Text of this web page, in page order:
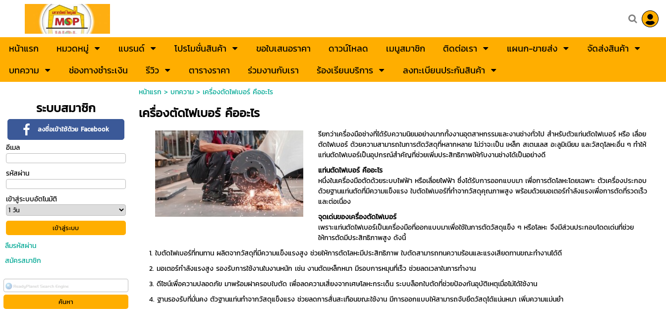
หน้าแรก หมวดหมู่ แบรนด์ โปรโมชั่นสินค้า ขอใบเสนอราคา ดาวน์โหลด เมนูสมาชิก ติดต่อเรา แผนก-ขายส่ง
จัดส่งสินค้า
บทความ
ช่องทางชำระเงิน รีวิว ตารางราคา ร่วมงานกับเรา ร้องเรียนบริการ ลงทะเบียนประกันสินค้า
ระบบสมาชิก
ลงชื่อเข้าใช้ด้วย Facebook
อีเมล
รหัสผ่าน
เข้าสู่ระบบอัตโนมัติ
ลืมรหัสผ่าน
สมัครสมาชิก
หน้าแรก > บทความ> เครื่องตัดไฟเบอร์ คืออะไร
เครื่องตัดไฟเบอร์ คืออะไร
รียกว่าเครื่องมือช่างที่ได้รับความนิยมอย่างมากทั้งงานอุตสาหกรรมและงานช่างทั่วไป สำหรับตัวแท่นตัดไฟเบอร์ หรือ เลื่อย
ตัดไฟเบอร์ ด้วยความสามารถในการตัดวัสดุที่หลากหลาย ไม่ว่าจะเป็น เหล็ก สเตนเลส อะลูมิเนียม และวัสดุโลหะอื่น ๆ ทำให้
แท่นตัดไฟเบอร์เป็นอุปกรณ์สำคัญที่ช่วยเพิ่มประสิทธิภาพให้กับงานช่างได้เป็นอย่างดี
แท่นตัดไฟเบอร์ คืออะไร
หนึ่งในเครื่องมือตัดด้วยระบบไฟฟ้า หรือเลื่อยไฟฟ้า ซึ่งได้รับการออกแบบมา เพื่อการตัดโลหะโดยเฉพาะ ตัวเครื่องประกอบ
ด้วยฐานแท่นตัดที่มีความแข็งแรง ใบตัดไฟเบอร์ที่ทำจากวัสดุคุณภาพสูง พร้อมด้วยมอเตอร์กำลังแรงเพื่อการตัดที่รวดเร็ว
และต่อเนื่อง
จุดเด่นของเครื่องตัดไฟเบอร์
เพราะแท่นตัดไฟเบอร์เป็นเครื่องมือที่ออกแบบมาเพื่อใช้ในการตัดวัสดุแข็ง ๆ หรือโลหะ จึงมีส่วนประกอบโดดเด่นที่ช่วย
ให้การตัดมีประสิทธิภาพสูง ดังนี้
1. ใบตัดไฟเบอร์ที่ทนทาน ผลิตจากวัสดุที่มีความแข็งแรงสูง ช่วยให้การตัดโลหะมีประสิทธิภาพ ใบตัดสามารถทนความร้อนและแรงเสียดทานขณะทำงานได้ดี
2. มอเตอร์กำลังแรงสูง รองรับการใช้งานในงานหนัก เช่น งานตัดเหล็กหนา มีรอบการหมุนที่เร็ว ช่วยลดเวลาในการทำงาน
3. ดีไซน์เพื่อความปลอดภัย มาพร้อมฝาครอบใบตัด เพื่อลดความเสี่ยงจากเศษโลหะกระเด็น ระบบล็อกใบตัดที่ช่วยป้องกันอุบัติเหตุเมื่อไม่ได้ใช้งาน
4. ฐานรองรับที่มั่นคง ตัวฐานแท่นทำจากวัสดุแข็งแรง ช่วยลดการสั่นสะเทือนขณะใช้งาน มีการออกแบบให้สามารถจับยึดวัสดุได้แน่นหนา เพิ่มความแม่นยำ